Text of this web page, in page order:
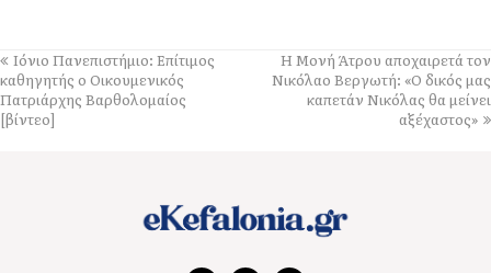
11:58
Δύο παλέτες εμφιαλωμένο νερό στους εθελοντές Ελειού–
Πρόννων – Το «ευχαριστώ» στον Χρήστο Κόκκολη
Ιόνιο Πανεπιστήμιο: Επίτιμος
καθηγητής ο Οικουμενικός
Πατριάρχης Βαρθολομαίος
[βίντεο]
Η Μονή Άτρου αποχαιρετά τον
Νικόλαο Βεργωτή: «Ο δικός μας
καπετάν Νικόλας θα μείνει
αξέχαστος»